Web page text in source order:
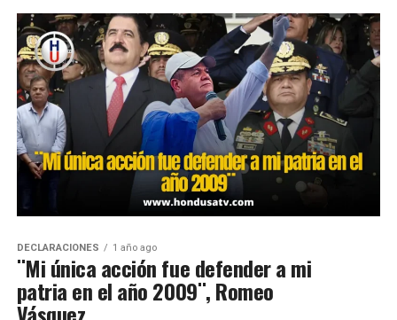
DECLARACIONES 1 año ago
¨Mi única acción fue defender a mi
patria en el año 2009¨, Romeo
Vásquez